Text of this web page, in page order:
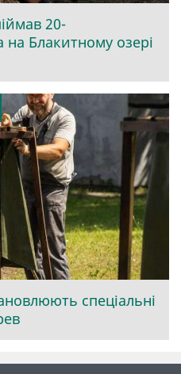
20-
на Блакитному озері
спеціальні